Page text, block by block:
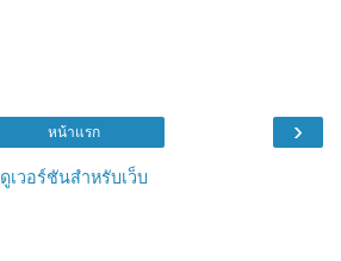
›
หน้าแรก
ดูเวอร์ชันสำหรับเว็บ